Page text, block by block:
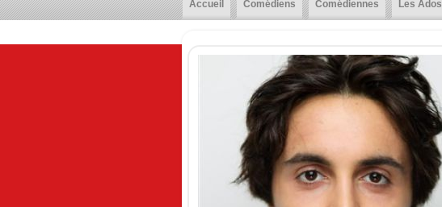
Accueil Comédiens Comédiennes Les Ados